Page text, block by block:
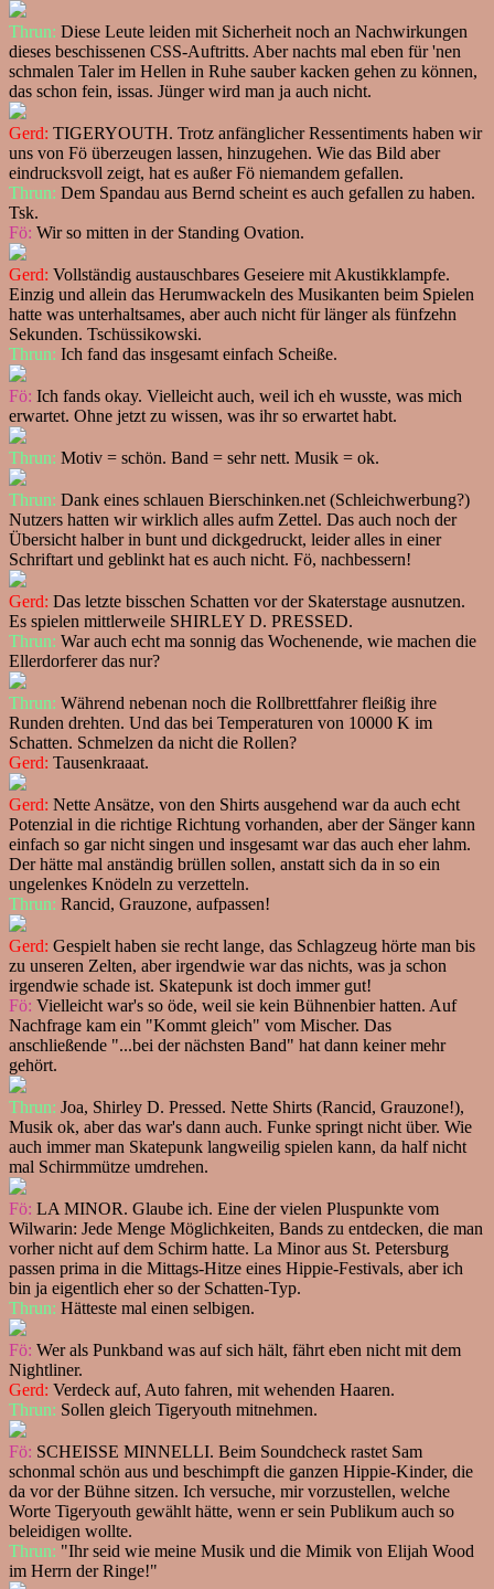
Thrun: Diese Leute leiden mit Sicherheit noch an Nachwirkungen
dieses beschissenen CSS-Auftritts. Aber nachts mal eben für 'nen
schmalen Taler im Hellen in Ruhe sauber kacken gehen zu können,
das schon fein, issas. Jünger wird man ja auch nicht.
Gerd: TIGERYOUTH. Trotz anfänglicher Ressentiments haben wir
uns von Fö überzeugen lassen, hinzugehen. Wie das Bild aber
eindrucksvoll zeigt, hat es außer Fö niemandem gefallen.
Thrun: Dem Spandau aus Bernd scheint es auch gefallen zu haben.
Tsk.
Fö: Wir so mitten in der Standing Ovation.
Gerd: Vollständig austauschbares Geseiere mit Akustikklampfe.
Einzig und allein das Herumwackeln des Musikanten beim Spielen
hatte was unterhaltsames, aber auch nicht für länger als fünfzehn
Sekunden. Tschüssikowski.
Thrun: Ich fand das insgesamt einfach Scheiße.
Fö: Ich fands okay. Vielleicht auch, weil ich eh wusste, was mich
erwartet. Ohne jetzt zu wissen, was ihr so erwartet habt.
Thrun: Motiv = schön. Band = sehr nett. Musik = ok.
Thrun: Dank eines schlauen Bierschinken.net (Schleichwerbung?)
Nutzers hatten wir wirklich alles aufm Zettel. Das auch noch der
Übersicht halber in bunt und dickgedruckt, leider alles in einer
Schriftart und geblinkt hat es auch nicht. Fö, nachbessern!
Gerd: Das letzte bisschen Schatten vor der Skaterstage ausnutzen.
Es spielen mittlerweile SHIRLEY D. PRESSED.
Thrun: War auch echt ma sonnig das Wochenende, wie machen die
Ellerdorferer das nur?
Thrun: Während nebenan noch die Rollbrettfahrer fleißig ihre
Runden drehten. Und das bei Temperaturen von 10000 K im
Schatten. Schmelzen da nicht die Rollen?
Gerd: Tausenkraaat.
Gerd: Nette Ansätze, von den Shirts ausgehend war da auch echt
Potenzial in die richtige Richtung vorhanden, aber der Sänger kann
einfach so gar nicht singen und insgesamt war das auch eher lahm.
Der hätte mal anständig brüllen sollen, anstatt sich da in so ein
ungelenkes Knödeln zu verzetteln.
Thrun: Rancid, Grauzone, aufpassen!
Gerd: Gespielt haben sie recht lange, das Schlagzeug hörte man bis
zu unseren Zelten, aber irgendwie war das nichts, was ja schon
irgendwie schade ist. Skatepunk ist doch immer gut!
Fö: Vielleicht war's so öde, weil sie kein Bühnenbier hatten. Auf
Nachfrage kam ein "Kommt gleich" vom Mischer. Das
anschließende "...bei der nächsten Band" hat dann keiner mehr
gehört.
Thrun: Joa, Shirley D. Pressed. Nette Shirts (Rancid, Grauzone!),
Musik ok, aber das war's dann auch. Funke springt nicht über. Wie
auch immer man Skatepunk langweilig spielen kann, da half nicht
mal Schirmmütze umdrehen.
Fö: LA MINOR. Glaube ich. Eine der vielen Pluspunkte vom
Wilwarin: Jede Menge Möglichkeiten, Bands zu entdecken, die man
vorher nicht auf dem Schirm hatte. La Minor aus St. Petersburg
passen prima in die Mittags-Hitze eines Hippie-Festivals, aber ich
bin ja eigentlich eher so der Schatten-Typ.
Thrun: Hätteste mal einen selbigen.
Fö: Wer als Punkband was auf sich hält, fährt eben nicht mit dem
Nightliner.
Gerd: Verdeck auf, Auto fahren, mit wehenden Haaren.
Thrun: Sollen gleich Tigeryouth mitnehmen.
Fö: SCHEISSE MINNELLI. Beim Soundcheck rastet Sam
schonmal schön aus und beschimpft die ganzen Hippie-Kinder, die
da vor der Bühne sitzen. Ich versuche, mir vorzustellen, welche
Worte Tigeryouth gewählt hätte, wenn er sein Publikum auch so
beleidigen wollte.
Thrun: "Ihr seid wie meine Musik und die Mimik von Elijah Wood
im Herrn der Ringe!"